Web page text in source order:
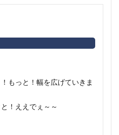
もっと！幅を広げていきま
！ええでぇ～～